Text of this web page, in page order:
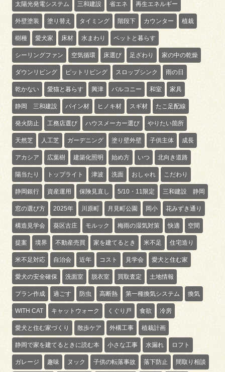
太陽光発電システム 三和建設 省エネ 再生エネルギー
外壁塗装 塗り替え タイミング 階段下 カウンター 植栽
樹種 愛犬家 床材 水まわり ペットと暮らす
シーリングファン 空気循環 床選び 足ざわり 家の中の乾燥
ダウンリビング ピットリビング スロップシンク 雨の日
乾かない 愛猫と暮らす 興津 バルコニー 和室 家具
静岡 三和建設 パイン材 ヒノキ材 スギ材 たこ足配線
発火防止 工務店選び ハウスメーカー選び やりたい箇所
天然芝 人工芝 ガーデニング 塗り壁外壁 子供主体 成長
アカシア 広葉樹 建築化照明 始め方 いつ 北向き道路
陽当たり トップライト 津波 洗面 おしゃれ こだわり
静岡銀行 資産運用 保険見直し 5/10・11限定 三和建設 静岡
窓の選び方 2025年 川原町 月見町公園 岡小 花みずき通り
構造見学会 葵区古庄 モルック 梅雨の湿気対策 快適 空間
提案 境界 不動産売買 家を建てるとき 米不足 住宅造り
米不足対応 自治会 近年 コスト 見学会 愛犬と住む家
愛犬の安全確保 洗面室 脱衣室 買取査定 土地情報
プラン作成 過ごす 防虫 高断熱 第一種換気システム 換気
WITH CAT キャットウォーク くぐり戸 食欲 冷房
愛犬と住む家づくり 散歩ケア 外構工事 植栽計画
静岡で家を建てるときに読む本 小さな工事 水漏れ ロフト
ガレージ 趣味 ヌック 子供の転落事故 落下防止 間取り相談